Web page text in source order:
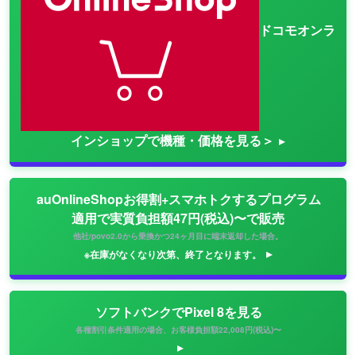
ドコモオンラ
インショップで機種・価格を見る＞
auOnlineShopお得割+スマホトクするプログラム
適用で実質負担額47円(税込)〜で販売
他社/povo2.0から乗換かつ24ヶ月目に端末返却した場合。
※在庫がなくなり次第、終了となります。
ソフトバンクでPixel 8を見る
各種割引条件適用の場合、お客様負担額22,008円(税込)〜